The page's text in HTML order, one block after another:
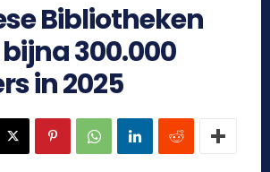
Bibliotheken
300.000
in 2025